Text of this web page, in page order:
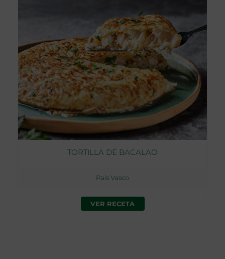
TORTILLA DE BACALAO
País Vasco
VER RECETA